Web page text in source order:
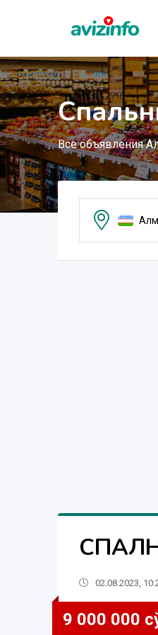
Все объявления
02.08.2023,
9 000 000